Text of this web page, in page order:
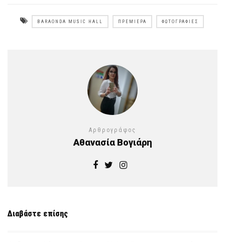
BARAONDA MUSIC HALL ΠΡΕΜΙΈΡΑ ΦΩΤΟΓΡΑΦΊΕΣ
Αρθρογράφος
Αθανασία Βογιάρη
Διαβάστε επίσης